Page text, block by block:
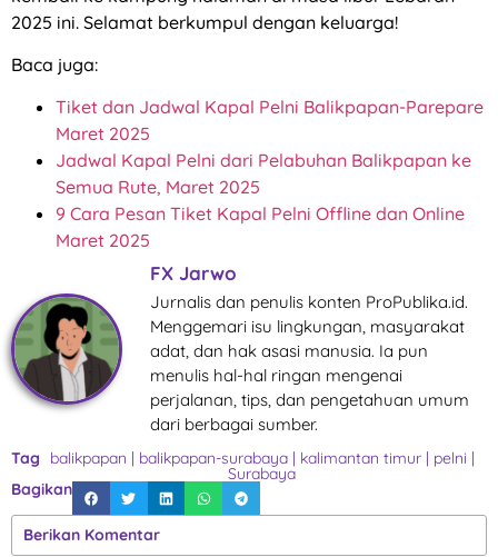
2025 ini. Selamat berkumpul dengan keluarga!
Baca juga:
Tiket dan Jadwal Kapal Pelni Balikpapan-Parepare
Maret 2025
Jadwal Kapal Pelni dari Pelabuhan Balikpapan ke
Semua Rute, Maret 2025
9 Cara Pesan Tiket Kapal Pelni Offline dan Online
Maret 2025
FX Jarwo
Jurnalis dan penulis konten ProPublika.id.
Menggemari isu lingkungan, masyarakat
adat, dan hak asasi manusia. Ia pun
menulis hal-hal ringan mengenai
perjalanan, tips, dan pengetahuan umum
dari berbagai sumber.
Tag balikpapan | balikpapan-surabaya| kalimantan timur| pelni |
Surabaya
Bagikan
Berikan Komentar